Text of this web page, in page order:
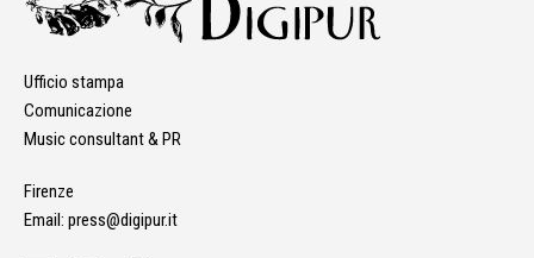
Ufficio stampa
Comunicazione
Music consultant & PR
Firenze
Email: press@digipur.it